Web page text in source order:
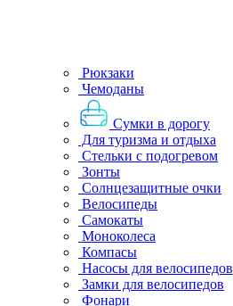
Рюкзаки
Чемоданы
Сумки в дорогу
Для туризма и отдыха
Стельки с подогревом
Зонты
Солнцезащитные очки
Велосипеды
Самокаты
Моноколеса
Компасы
Насосы для велосипедов
Замки для велосипедов
Фонари